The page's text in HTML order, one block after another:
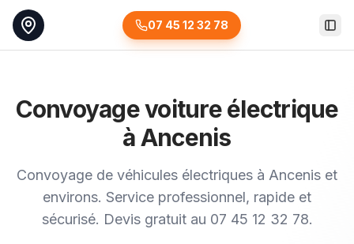
07 45 12 32 78
Convoyage voiture électrique
à Ancenis
Convoyage de véhicules électriques à Ancenis et
environs. Service professionnel, rapide et
sécurisé. Devis gratuit au 07 45 12 32 78.